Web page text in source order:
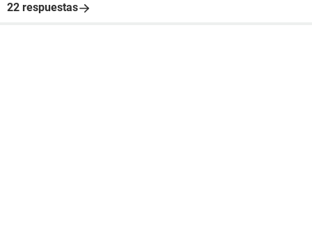
22 respuestas